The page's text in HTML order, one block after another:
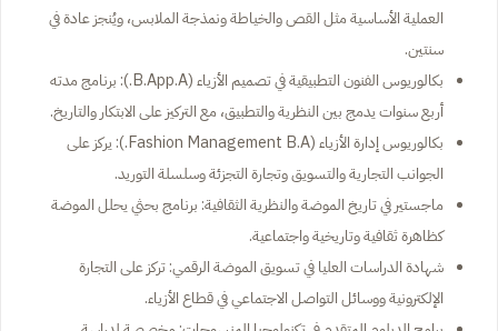
العملية الأساسية مثل القص والخياطة ونمذجة الملابس، ويُنجز عادة في
سنتين.
بكالوريوس الفنون التطبيقية في تصميم الأزياء (B.App.A.): برنامج مدته
أربع سنوات يدمج بين النظرية والتطبيق، مع التركيز على الابتكار والتاريخ.
بكالوريوس إدارة الأزياء (Fashion Management B.A.): يركز على
الجوانب التجارية والتسويق وتجارة التجزئة وسلسلة التوريد.
ماجستير في تاريخ الموضة والنظرية الثقافية: برنامج بحثي يحلل الموضة
كظاهرة ثقافية وتاريخية واجتماعية.
شهادة الدراسات العليا في تسويق الموضة الرقمي: تركز على التجارة
الإلكترونية ووسائل التواصل الاجتماعي في قطاع الأزياء.